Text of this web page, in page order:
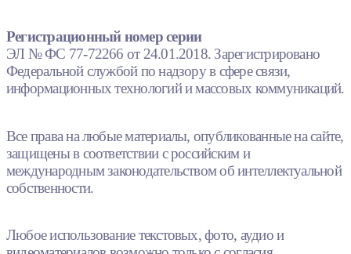
Регистрационный номер серии
ЭЛ № ФС 77-72266 от 24.01.2018. Зарегистрировано
Федеральной службой по надзору в сфере связи,
информационных технологий и массовых коммуникаций.
Все права на любые материалы, опубликованные на сайте,
защищены в соответствии с российским и
международным законодательством об интеллектуальной
собственности.
Любое использование текстовых, фото, аудио и